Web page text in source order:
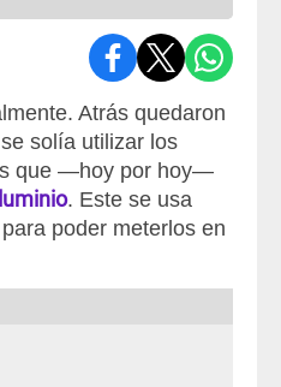
Atrás quedaron
solía utilizar los
que —hoy por hoy—
. Este se usa
poder meterlos en